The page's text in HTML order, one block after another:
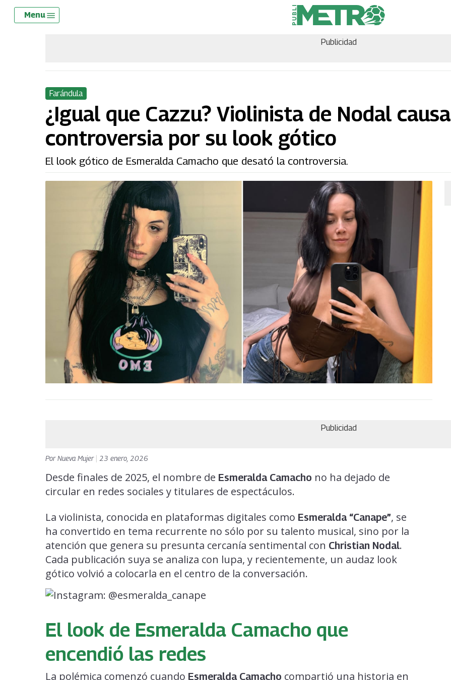
Skip
Menu
Publicidad
Farándula
¿Igual que Cazzu? Violinista de Nodal causa
controversia por su look gótico
El look gótico de Esmeralda Camacho que desató la controversia.
Publicidad
PorNueva Mujer 23 enero, 2026
Desde finales de 2025, el nombre de Esmeralda Camacho no ha dejado de
circular en redes sociales y titulares de espectáculos.
La violinista, conocida en plataformas digitales como Esmeralda “Canape”, se
ha convertido en tema recurrente no sólo por su talento musical, sino por la
atención que genera su presunta cercanía sentimental con Christian Nodal.
Cada publicación suya se analiza con lupa, y recientemente, un audaz look
gótico volvió a colocarla en el centro de la conversación.
El look de Esmeralda Camacho que
encendió las redes
La polémica comenzó cuando Esmeralda Camacho compartió una historia en
Menu